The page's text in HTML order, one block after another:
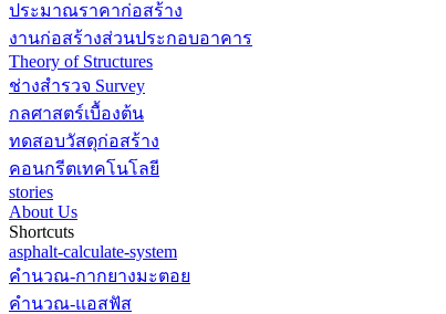
ประมาณราคาก่อสร้าง
งานก่อสร้างส่วนประกอบอาคาร
Theory of Structures
ช่างสำรวจ Survey
กลศาสตร์เบื้องต้น
ทดสอบวัสดุก่อสร้าง
คอนกรีตเทคโนโลยี
stories
About Us
Shortcuts
asphalt-calculate-system
คำนวณ-กากยางมะตอย
คำนวณ-แอสฟัส